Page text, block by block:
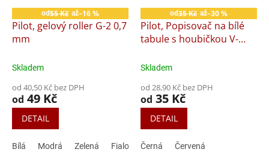
od55 Kč až–16 %
Pilot, gelový roller G-2 0,7
mm
Skladem
od 40,50 Kč bez DPH
od 49 Kč
DETAIL
Bílá Modrá Zelená Fialová Oranžová Růžová
od35 Kč až–30 %
Pilot, Popisovač na bílé
tabule s houbičkou V-
ultra tenký
Skladem
od 28,90 Kč bez DPH
od 35 Kč
DETAIL
Černá Červená